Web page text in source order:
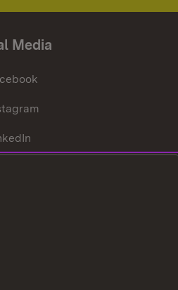
Media